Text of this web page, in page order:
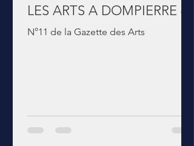
LES ARTS A DOMPIERRE 61
N°11 de la Gazette des Arts